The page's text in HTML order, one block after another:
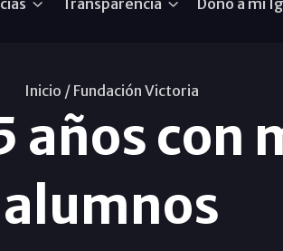
Transparencia Dono a mi
Inicio / Fundación Victoria
años con
alumnos